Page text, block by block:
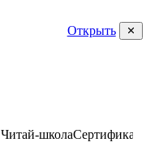
Открыть
Читай-школаСертификаты